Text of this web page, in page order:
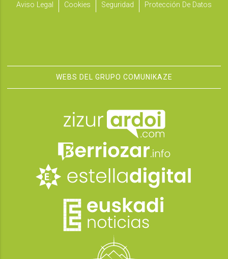
Aviso Legal
Cookies Seguridad Protección De Datos
WEBS DEL GRUPO COMUNIKAZE